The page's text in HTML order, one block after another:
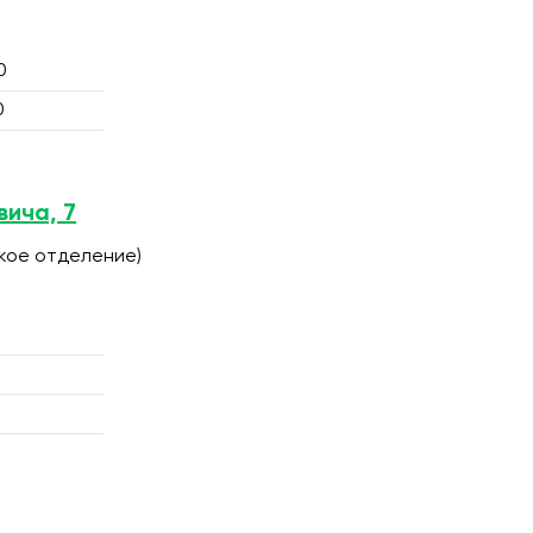
7
отделение)